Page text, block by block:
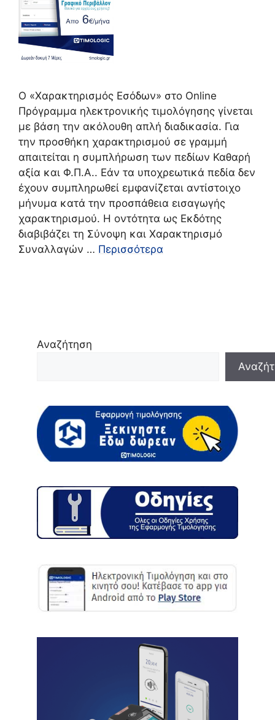
Ο «Χαρακτηρισμός Εσόδων» στο Online
Πρόγραμμα ηλεκτρονικής τιμολόγησης γίνεται
με βάση την ακόλουθη απλή διαδικασία. Για
την προσθήκη χαρακτηρισμού σε γραμμή
απαιτείται η συμπλήρωση των πεδίων Καθαρή
αξία και Φ.Π.Α.. Εάν τα υποχρεωτικά πεδία δεν
έχουν συμπληρωθεί εμφανίζεται αντίστοιχο
μήνυμα κατά την προσπάθεια εισαγωγής
χαρακτηρισμού. Η οντότητα ως Εκδότης
διαβιβάζει τη Σύνοψη και Χαρακτηρισμό
Συναλλαγών … Περισσότερα
Αναζήτηση